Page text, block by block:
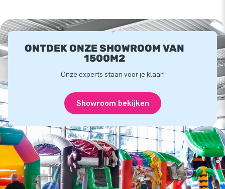
ONTDEK ONZE SHOWROOM VAN
1500M2
Onze experts staan voor je klaar!
Showroom bekijken